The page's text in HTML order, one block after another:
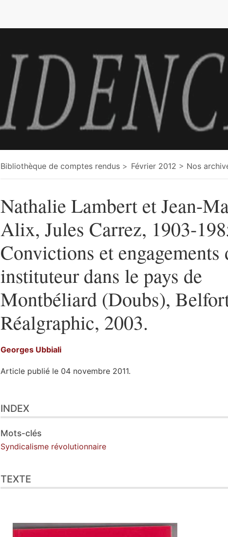
Bibliothèque de comptes rendus Février 2012 Nos
Nathalie Lambert et Jean-
Alix, Jules Carrez, 1903-
Convictions et engagements
instituteur dans le pays de
Montbéliard (Doubs),
Réalgraphic, 2003.
Georges Ubbiali
Article publié le 04 novembre 2011.
Texte
Illustrations
Citer cet article
Auteur
INDEX
Mots-clés
Syndicalisme révolutionnaire
TEXTE